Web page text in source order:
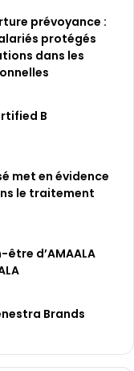
prévoyance :
protégés
dans les
B
met en évidence
le traitement
d’AMAALA
Brands